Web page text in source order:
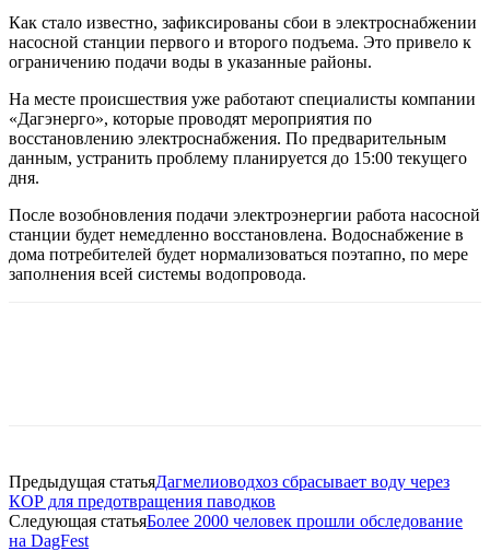
Как стало известно, зафиксированы сбои в электроснабжении
насосной станции первого и второго подъема. Это привело к
ограничению подачи воды в указанные районы.
На месте происшествия уже работают специалисты компании
«Дагэнерго», которые проводят мероприятия по
восстановлению электроснабжения. По предварительным
данным, устранить проблему планируется до 15:00 текущего
дня.
После возобновления подачи электроэнергии работа насосной
станции будет немедленно восстановлена. Водоснабжение в
дома потребителей будет нормализоваться поэтапно, по мере
заполнения всей системы водопровода.
Предыдущая статьяДагмелиоводхоз сбрасывает воду через
КОР для предотвращения паводков
Следующая статьяБолее 2000 человек прошли обследование
на DagFest